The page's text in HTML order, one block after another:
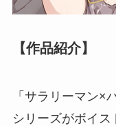
【作品紹介】
「サラリーマン×
シリーズがボイス